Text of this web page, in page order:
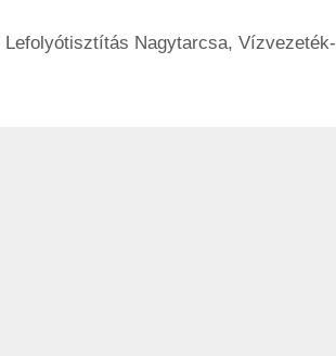
Lefolyótisztítás Nagytarcsa,Vízvezeték-